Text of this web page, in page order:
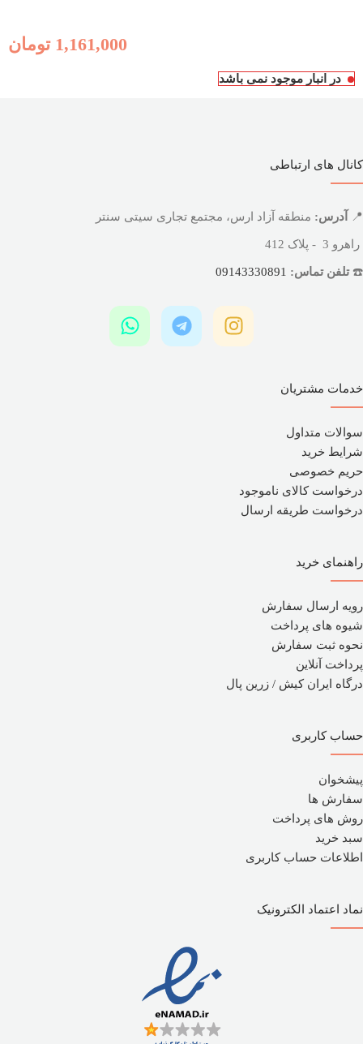
1,161,000 تومان
در انبار موجود نمی باشد
کانال های ارتباطی
📍 آدرس: منطقه آزاد ارس، مجتمع تجاری سیتی سنتر
راهرو 3 - پلاک 412
☎️تلفن تماس: 09143330891
خدمات مشتریان
سوالات متداول
شرایط خرید
حریم خصوصی
درخواست کالای ناموجود
درخواست طریقه ارسال
راهنمای خرید
رویه ارسال سفارش
شیوه های پرداخت
نحوه ثبت سفارش
پرداخت آنلاین
درگاه ایران کیش / زرین پال
حساب کاربری
پیشخوان
سفارش ها
روش های پرداخت
سبد خرید
اطلاعات حساب کاربری
نماد اعتماد الکترونیک